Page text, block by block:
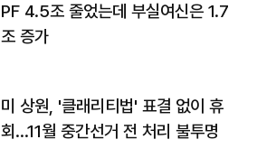
PF 4.5조 줄었는데 부실여신은 1.7
조 증가
미 상원, '클래리티법' 표결 없이 휴
회…11월 중간선거 전 처리 불투명